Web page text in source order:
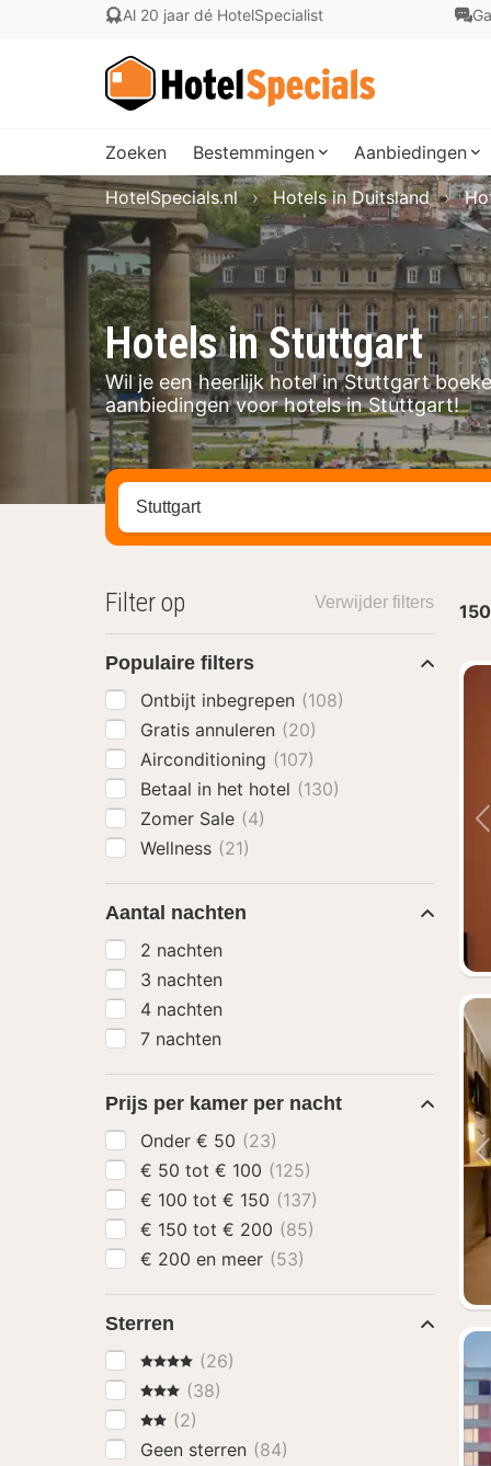
Al 20 jaar dé HotelSpecialist
Zoeken Bestemmingen Aanbiedingen
Hotels in Stuttgart
Wil je een heerlijk hotel in Stuttgart
aanbiedingen voor hotels in Stuttgart!
HotelSpecials.nl Hotels in Duitsland
Zoek op hotel, regio of stad
150
Filter op Verwijder filters
Populaire filters
Ontbijt inbegrepen (108)
Gratis annuleren (20)
Airconditioning (107)
Betaal in het hotel (130)
Zomer Sale (4)
Wellness (21)
Aantal nachten
2 nachten
3 nachten
4 nachten
7 nachten
Prijs per kamer per nacht
Onder € 50 (23)
€ 50 tot € 100 (125)
€ 100 tot € 150 (137)
€ 150 tot € 200 (85)
€ 200 en meer (53)
Sterren
4 Sterren(26)
3 Sterren
(38)
2 Sterren
(2)
Geen sterren (84)